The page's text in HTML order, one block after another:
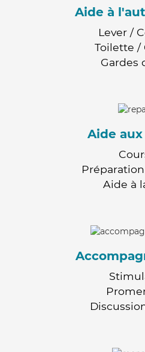
Aide à
Lever /
Toilette /
Gardes
Aide
Aide à